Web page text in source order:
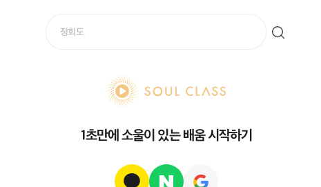
soul class
1초만에 소울이 있는 배움 시작하기